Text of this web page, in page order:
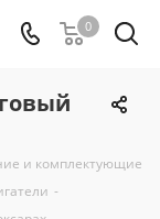
0
и комплектующие
-